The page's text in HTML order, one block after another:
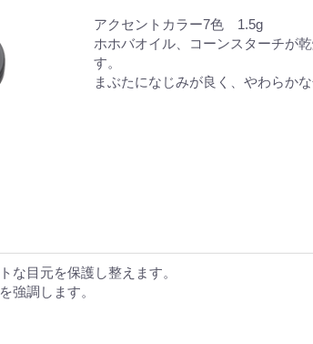
アクセントカラー7色 1.5g
ホホバオイル、コーンスターチが
す。
まぶたになじみが良く、やわらか
な目元を保護し整えます。
強調します。